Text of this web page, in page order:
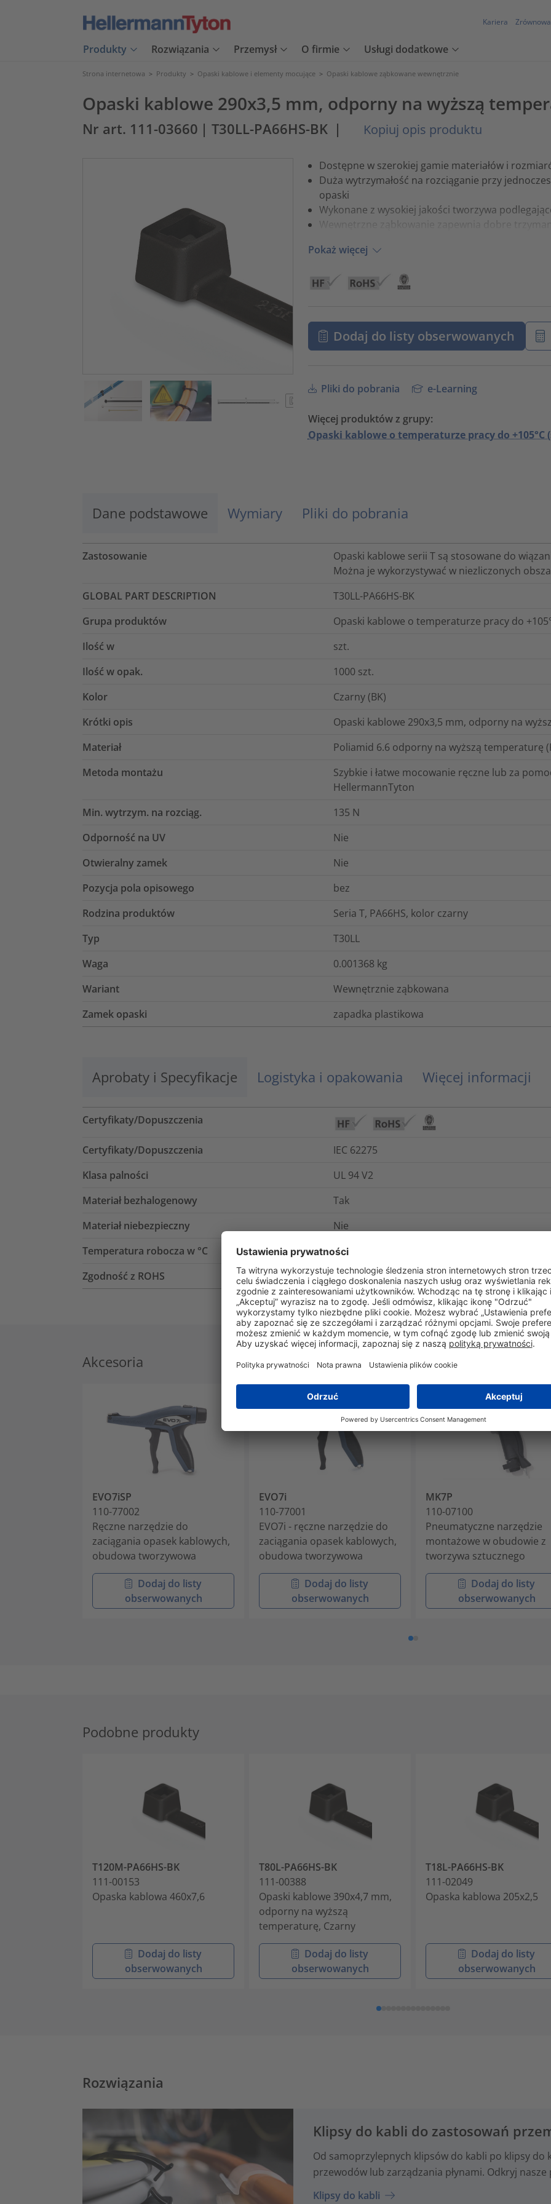
Kariera
Produkty Rozwiązania Przemysł O firmie Usługi dodatkowe
Strona internetowa > Produkty > Opaski kablowe i elementy mocujące > Opaski kablowe ząbkowane wewnętrznie
Opaski kablowe 290x3,5 mm, odporny na wyższą
Nr art. 111-03660 | T30LL-PA66HS-BK | Kopiuj opis produktu
Dostępne w szerokiej gamie materiałów i
Duża wytrzymałość na rozciąganie przy
opaski
Wykonane z wysokiej jakości tworzywa
Wewnętrzne ząbkowanie zapewnia dobre
Pokaż więcej
Dodaj do listy obserwowanych
Pliki do pobrania e-Learning
Więcej produktów z grupy:
Opaski kablowe o temperaturze pracy do
Dane podstawowe Wymiary Pliki do pobrania
Zastosowanie
Opaski kablowe serii T są stosowane do
Można je wykorzystywać w niezliczonych
GLOBAL PART DESCRIPTION
T30LL-PA66HS-BK
Grupa produktów
Opaski kablowe o temperaturze pracy do
Ilość w
szt.
Ilość w opak.
1000 szt.
Kolor
Czarny (BK)
Krótki opis
Opaski kablowe 290x3,5 mm, odporny na
Materiał
Poliamid 6.6 odporny na wyższą temperaturę
Metoda montażu
Szybkie i łatwe mocowanie ręczne lub za
HellermannTyton
Min. wytrzym. na rozciąg.
135 N
Odporność na UV
Nie
Otwieralny zamek
Nie
Pozycja pola opisowego
bez
Rodzina produktów
Seria T, PA66HS, kolor czarny
Typ
T30LL
Waga
0.001368 kg
Wariant
Wewnętrznie ząbkowana
Zamek opaski
zapadka plastikowa
Aprobaty i Specyfikacje Logistyka i opakowania Więcej informacji
Certyfikaty/Dopuszczenia
Certyfikaty/Dopuszczenia
IEC 62275
Klasa palności
UL 94 V2
Materiał bezhalogenowy
Tak
Materiał niebezpieczny
Nie
Temperatura robocza w °C
-40°C do +105°C
Zgodność z ROHS
Tak
Akcesoria
EVO7iSP
110-77002
Ręczne narzędzie do
zaciągania opasek kablowych,
obudowa tworzywowa
Dodaj do listy
obserwowanych
EVO7i
110-77001
EVO7i - ręczne narzędzie do
zaciągania opasek kablowych,
obudowa tworzywowa
Dodaj do listy
obserwowanych
MK7P
110-07100
Pneumatyczne narzędzie
montażowe w obudowie z
tworzywa sztucznego
Dodaj do listy
obserwowanych
Podobne produkty
T120M-PA66HS-BK
111-00153
Opaska kablowa 460x7,6
Dodaj do listy
obserwowanych
T80L-PA66HS-BK
111-00388
Opaski kablowe 390x4,7 mm,
odporny na wyższą
temperaturę, Czarny
Dodaj do listy
obserwowanych
T18L-PA66HS-BK
111-02049
Opaska kablowa 205x2,5
Dodaj do listy
obserwowanych
Rozwiązania
Klipsy do kabli do zastosowań
Od samoprzylepnych klipsów do kabli po klipsy do
przewodów lub zarządzania płynami. Odkryj
Klipsy do kabli